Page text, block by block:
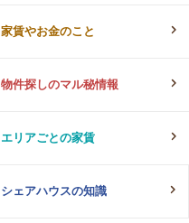
家賃やお金のこと
物件探しのマル秘情報
エリアごとの家賃
シェアハウスの知識